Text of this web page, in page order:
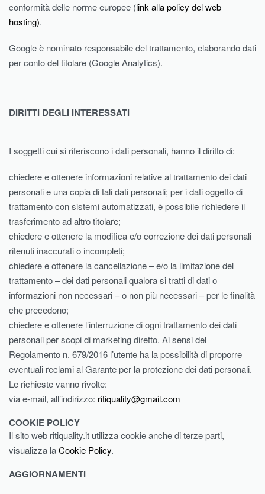
conformità delle norme europee (link alla policy del web
hosting).
Google è nominato responsabile del trattamento, elaborando dati
per conto del titolare (Google Analytics).
DIRITTI DEGLI INTERESSATI
I soggetti cui si riferiscono i dati personali, hanno il diritto di:
chiedere e ottenere informazioni relative al trattamento dei dati
personali e una copia di tali dati personali; per i dati oggetto di
trattamento con sistemi automatizzati, è possibile richiedere il
trasferimento ad altro titolare;
chiedere e ottenere la modifica e/o correzione dei dati personali
ritenuti inaccurati o incompleti;
chiedere e ottenere la cancellazione – e/o la limitazione del
trattamento – dei dati personali qualora si tratti di dati o
informazioni non necessari – o non più necessari – per le finalità
che precedono;
chiedere e ottenere l’interruzione di ogni trattamento dei dati
personali per scopi di marketing diretto. Ai sensi del
Regolamento n. 679/2016 l’utente ha la possibilità di proporre
eventuali reclami al Garante per la protezione dei dati personali.
Le richieste vanno rivolte:
via e-mail, all’indirizzo: ritiquality@gmail.com
COOKIE POLICY
Il sito web ritiquality.it utilizza cookie anche di terze parti,
visualizza laCookie Policy.
AGGIORNAMENTI